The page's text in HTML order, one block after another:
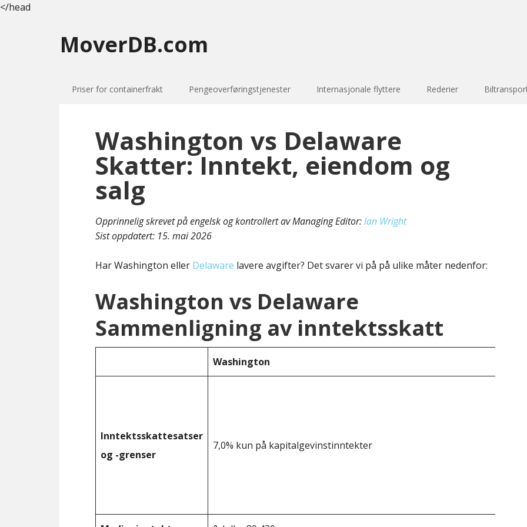
</head
MoverDB.com
Priser for containerfrakt Pengeoverføringstjenester Internasjonale flyttere Rederier
Washington vs Delaware
Skatter: Inntekt, eiendom og
salg
Opprinnelig skrevet på engelsk og kontrollert av Managing Editor:Ian Wright
Sist oppdatert: 15. mai 2026
Har Washington eller Delaware lavere avgifter? Det svarer vi på på ulike måter nedenfor:
Washington vs Delaware
Sammenligning av inntektsskatt
Washington
Inntektsskattesatser
og -grenser
7,0% kun på kapitalgevinstinntekter